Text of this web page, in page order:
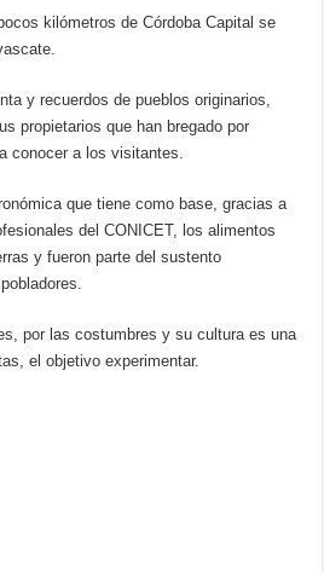
kilómetros de Córdoba Capital se
y recuerdos de pueblos originarios,
propietarios que han bregado por
conocer a los visitantes.
que tiene como base, gracias a
del CONICET, los alimentos
y fueron parte del sustento
por las costumbres y su cultura es una
el objetivo experimentar.